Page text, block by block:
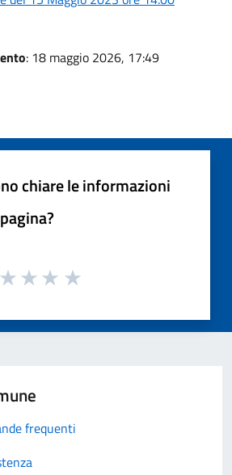
: 18 maggio 2026, 17:49
chiare le informazioni
frequenti